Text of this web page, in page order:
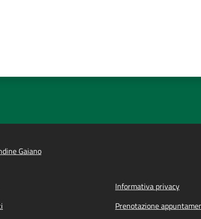
Gaiano
Informativa privacy
Prenotazione